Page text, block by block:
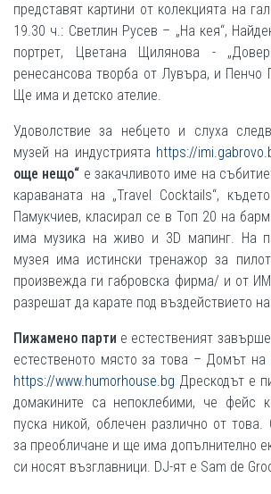
представят картини от колекцията на
19.30 ч.: Светлин Русев – „На кея“,
портрет, Цветана Щилянова -
ренесансова творба от Лувъра, и Пенчо
Ще има и детско ателие.
Удоволствие за небцето и слуха
музей на индустрията https://
още нещо“ е закачливото име на
караваната на „Travel Cocktails“,
Памукчиев, класирал се в Топ 20 на
има музика на живо и 3D мапинг. На
музея има истински тренажор за
произвежда ги габровска фирма/ и от
разрешат да карате под въздействието
Пижамено парти е естественият
естественото място за това – Домът на
https://www.humorhouse.bg Дрескодът е
домакините са непоклебими, че фейс
пуска никой, облечен различно от това.
за преобличане и ще има допълнително
си носят възглавници. DJ-ят е Sam de